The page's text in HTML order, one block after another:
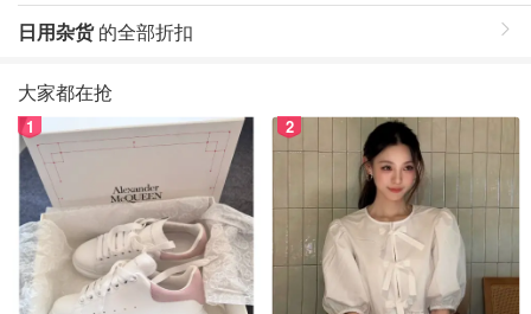
日用杂货的全部折扣
大家都在抢
1 2